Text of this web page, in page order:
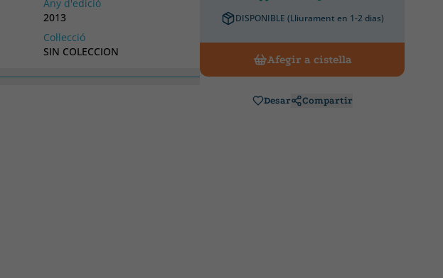
Any d'edició
2013
Col·lecció
SIN COLECCION
DISPONIBLE (Lliurament en 1-2 dias)
Afegir a cistella
Desar Compartir